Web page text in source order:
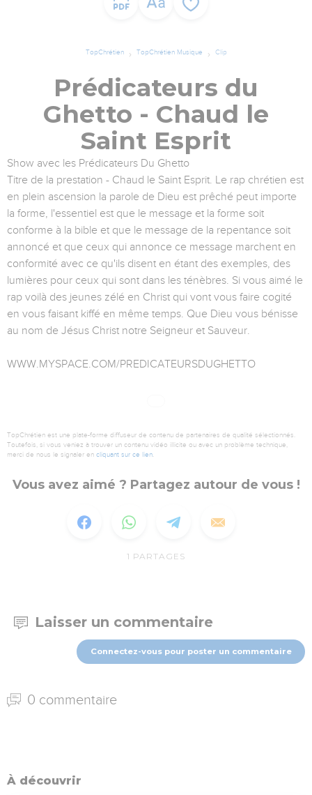
TopChrétien TopChrétien Musique Clip
Prédicateurs du
Ghetto - Chaud le
Saint Esprit
Show avec les Prédicateurs Du Ghetto
Titre de la prestation - Chaud le Saint Esprit. Le rap chrétien est
en plein ascension la parole de Dieu est prêché peut importe
la forme, l'essentiel est que le message et la forme soit
conforme à la bible et que le message de la repentance soit
annoncé et que ceux qui annonce ce message marchent en
conformité avec ce qu'ils disent en étant des exemples, des
lumières pour ceux qui sont dans les ténèbres. Si vous aimé le
rap voilà des jeunes zélé en Christ qui vont vous faire cogité
en vous faisant kiffé en même temps. Que Dieu vous bénisse
au nom de Jésus Christ notre Seigneur et Sauveur.
WWW.MYSPACE.COM/PREDICATEURSDUGHETTO
TopChrétien est une plate-forme diffuseur de contenu de partenaires de qualité sélectionnés.
Toutefois, si vous veniez à trouver un contenu vidéo illicite ou avec un problème technique,
merci de nous le signaler en cliquant sur ce lien.
Vous avez aimé ? Partagez autour de vous !
1 PARTAGES
Laisser un commentaire
Connectez-vous pour poster un commentaire
0 commentaire
À découvrir